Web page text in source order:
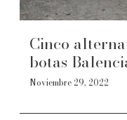
Cinco
botas
Noviembre 29, 2022